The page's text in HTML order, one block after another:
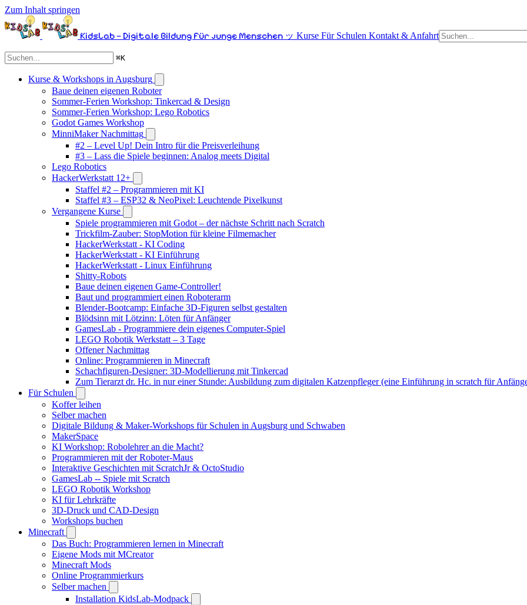
Zum Inhalt springen
KidsLab – Digitale Bildung für junge Menschen ッ Kurse Für Schulen Kontakt & Anfahrt
⌘K
Kurse & Workshops in Augsburg
Baue deinen eigenen Roboter
Sommer-Ferien Workshop: Tinkercad & Design
Sommer-Ferien Workshop: Lego Robotics
Godot Games Workshop
MinniMaker Nachmittag
#2 – Level Up! Dein Intro für die Preisverleihung
#3 – Lass die Spiele beginnen: Analog meets Digital
Lego Robotics
HackerWerkstatt 12+
Staffel #2 – Programmieren mit KI
Staffel #3 – ESP32 & NeoPixel: Leuchtende Pixelkunst
Vergangene Kurse
Spiele programmieren mit Godot – der nächste Schritt nach Scratch
Trickfilm-Zauber: StopMotion für kleine Filmemacher
HackerWerkstatt - KI Coding
HackerWerkstatt - KI Einführung
HackerWerkstatt - Linux Einführung
Shitty-Robots
Baue deinen eigenen Game-Controller!
Baut und programmiert einen Roboterarm
Blender-Bootcamp: Einfache 3D-Figuren selbst gestalten
Blödsinn mit Lötzinn: Löten für Anfänger
GamesLab - Programmiere dein eigenes Computer-Spiel
LEGO Robotik Werkstatt – 3 Tage
Offener Nachmittag
Online: Programmieren in Minecraft
Schachfiguren-Designer: 3D-Modellierung mit Tinkercad
Zum Tierarzt dr. Hc. in nur einer Stunde: Ausbildung zum digitalen Katzenpfleger (eine Einführung in scratch für
Für Schulen
Koffer leihen
Selber machen
Digitale Bildung & Maker-Workshops für Schulen in Augsburg und Schwaben
MakerSpace
KI Workshop: Robolehrer an die Macht?
Programmieren mit der Roboter-Maus
Interaktive Geschichten mit ScratchJr & OctoStudio
GamesLab -- Spiele mit Scratch
LEGO Robotik Workshop
KI für Lehrkräfte
3D-Druck und CAD-Design
Workshops buchen
Minecraft
Das Buch: Programmieren lernen in Minecraft
Eigene Mods mit MCreator
Minecraft Mods
Online Programmierkurs
Selber machen
Installation KidsLab-Modpack